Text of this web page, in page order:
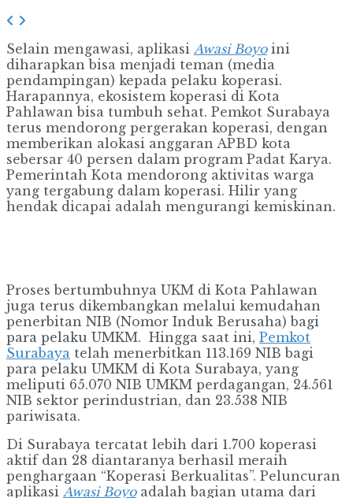
Selain mengawasi, aplikasi Awasi Boyoini
diharapkan bisa menjadi teman (media
pendampingan) kepada pelaku koperasi.
Harapannya, ekosistem koperasi di Kota
Pahlawan bisa tumbuh sehat. Pemkot Surabaya
terus mendorong pergerakan koperasi, dengan
memberikan alokasi anggaran APBD kota
sebersar 40 persen dalam program Padat Karya.
Pemerintah Kota mendorong aktivitas warga
yang tergabung dalam koperasi. Hilir yang
hendak dicapai adalah mengurangi kemiskinan.
Proses bertumbuhnya UKM di Kota Pahlawan
juga terus dikembangkan melalui kemudahan
penerbitan NIB (Nomor Induk Berusaha) bagi
para pelaku UMKM. Hingga saat ini, Pemkot
Surabaya telah menerbitkan 113.169 NIB bagi
para pelaku UMKM di Kota Surabaya, yang
meliputi 65.070 NIB UMKM perdagangan, 24.561
NIB sektor perindustrian, dan 23.538 NIB
pariwisata.
Di Surabaya tercatat lebih dari 1.700 koperasi
aktif dan 28 diantaranya berhasil meraih
penghargaan “Koperasi Berkualitas”. Peluncuran
aplikasi Awasi Boyoadalah bagian utama dari